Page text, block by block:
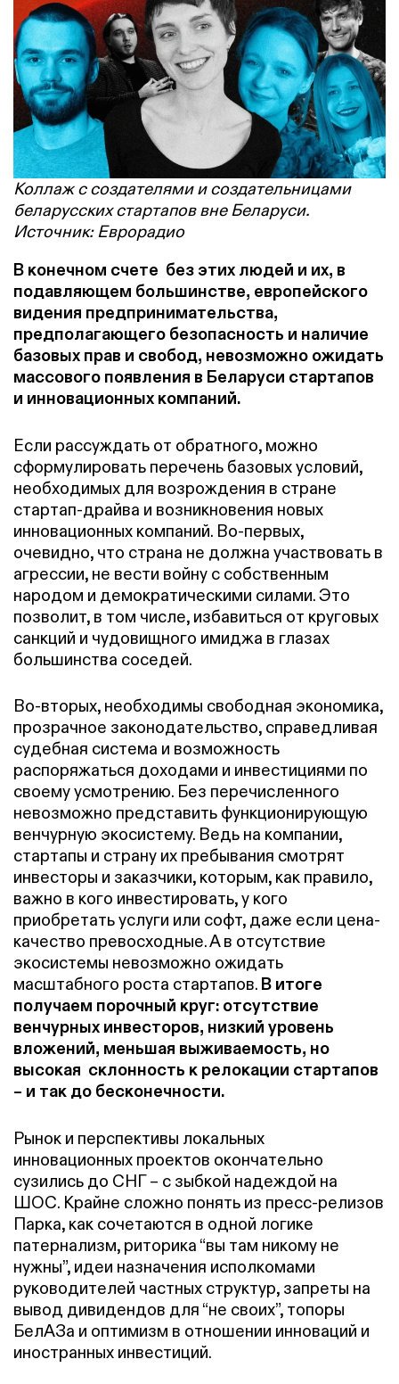
Коллаж с создателями и создательницами
беларусских стартапов вне Беларуси.
Источник: Еврорадио
В конечном счете без этих людей и их, в
подавляющем большинстве, европейского
видения предпринимательства,
предполагающего безопасность и наличие
базовых прав и свобод, невозможно ожидать
массового появления в Беларуси стартапов
и инновационных компаний.
Если рассуждать от обратного, можно
сформулировать перечень базовых условий,
необходимых для возрождения в стране
стартап-драйва и возникновения новых
инновационных компаний. Во-первых,
очевидно, что страна не должна участвовать в
агрессии, не вести войну с собственным
народом и демократическими силами. Это
позволит, в том числе, избавиться от круговых
санкций и чудовищного имиджа в глазах
большинства соседей.
Во-вторых, необходимы свободная экономика,
прозрачное законодательство, справедливая
судебная система и возможность
распоряжаться доходами и инвестициями по
своему усмотрению. Без перечисленного
невозможно представить функционирующую
венчурную экосистему. Ведь на компании,
стартапы и страну их пребывания смотрят
инвесторы и заказчики, которым, как правило,
важно в кого инвестировать, у кого
приобретать услуги или софт, даже если цена-
качество превосходные. А в отсутствие
экосистемы невозможно ожидать
масштабного роста стартапов. В итоге
получаем порочный круг: отсутствие
венчурных инвесторов, низкий уровень
вложений, меньшая выживаемость, но
высокая склонность к релокации стартапов
– и так до бесконечности.
Рынок и перспективы локальных
инновационных проектов окончательно
сузились до СНГ – с зыбкой надеждой на
ШОС. Крайне сложно понять из пресс-релизов
Парка, как сочетаются в одной логике
патернализм, риторика “вы там никому не
нужны”, идеи назначения исполкомами
руководителей частных структур, запреты на
вывод дивидендов для “не своих”, топоры
БелАЗа и оптимизм в отношении инноваций и
иностранных инвестиций.